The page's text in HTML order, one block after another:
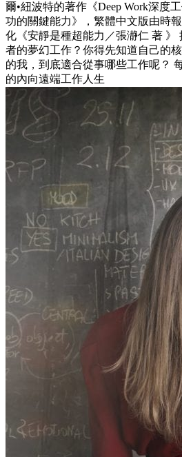
爾•紐波特的著作《Deep Work深度
功的關鍵能力》，繁體中文版由時
化《安靜是種超能力／張瀞仁 著 》
者的夢幻工作？你得先知道自己的
的我，到底適合從事哪些工作呢？
的內向遠端工作人生